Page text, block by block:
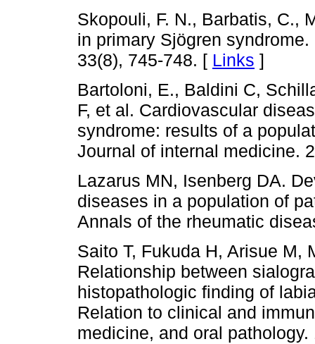
Skopouli, F. N., Barbatis, C.,
in primary Sjögren
33(8), 745-748. [ Links ]
Bartoloni, E., Baldini C,
F, et al. Cardiovascular
syndrome: results of a
Journal of internal medicine.
Lazarus MN, Isenberg DA.
diseases in a population of
Annals of the rheumatic
Saito T, Fukuda H, Arisue M,
Relationship between
histopathologic finding of
Relation to clinical and
medicine, and oral